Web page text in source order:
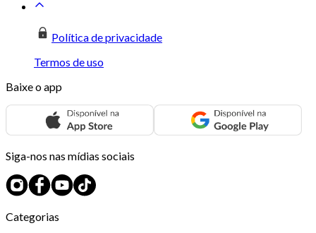
Política de privacidade
Termos de uso
Baixe o app
Siga-nos nas mídias sociais
Categorias